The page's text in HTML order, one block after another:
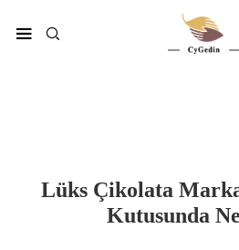
Lüks Çikolata
Kutusunda